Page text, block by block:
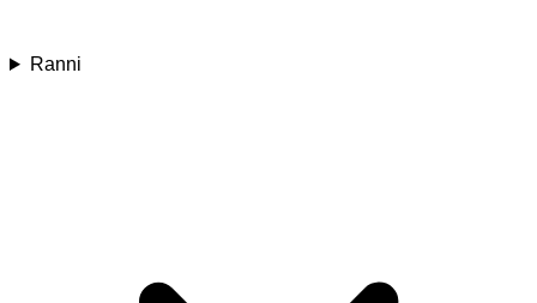
Ranni